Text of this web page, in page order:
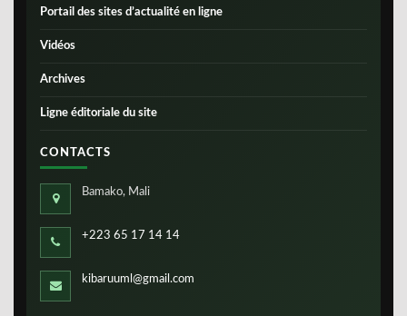
Portail des sites d’actualité en ligne
Vidéos
Archives
Ligne éditoriale du site
CONTACTS
Bamako, Mali
+223 65 17 14 14
kibaruuml@gmail.com